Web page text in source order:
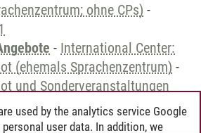
ohne CPs) -
- International Center:
(ehemals Sprachenzentrum) -
und Sonderveranstaltungen
used by the analytics service Google
user data. In addition, we